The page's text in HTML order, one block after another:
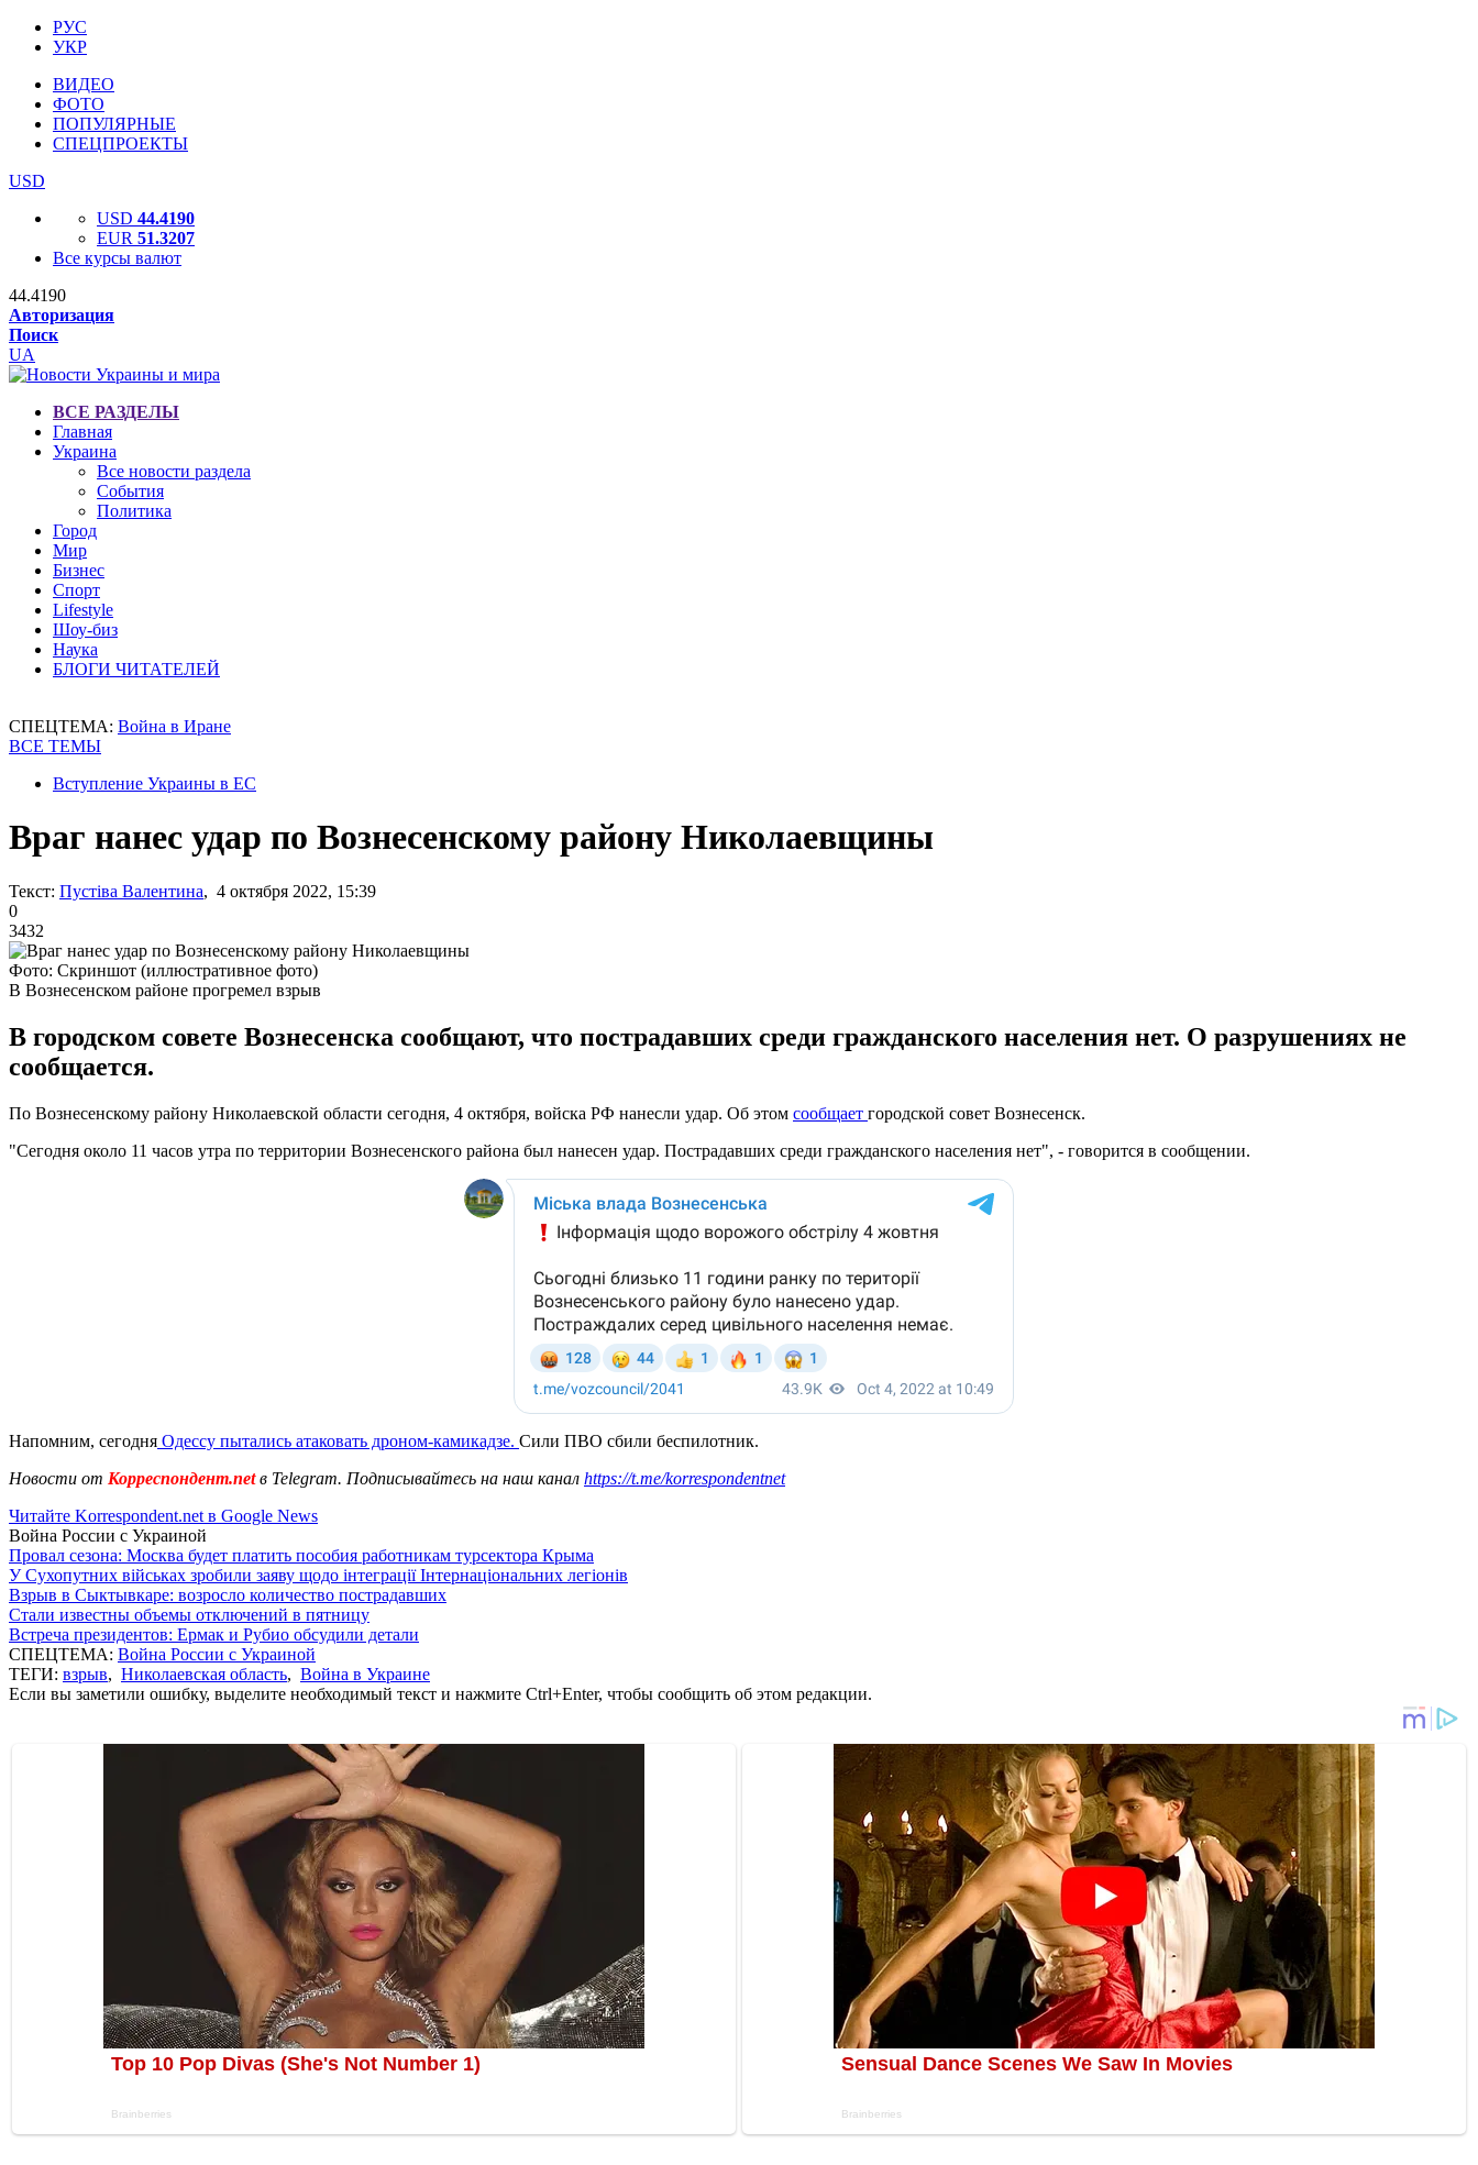
РУС
УКР
ВИДЕО
ФОТО
ПОПУЛЯРНЫЕ
СПЕЦПРОЕКТЫ
USD
USD 44.4190
EUR 51.3207
Все курсы валют
44.4190
Авторизация
Поиск
UA
ВСЕ РАЗДЕЛЫ
Главная
Украина
Все новости раздела
События
Политика
Город
Мир
Бизнес
Спорт
Lifestyle
Шоу-биз
Наука
БЛОГИ ЧИТАТЕЛЕЙ
СПЕЦТЕМА: Война в Иране
ВСЕ ТЕМЫ
Вступление Украины в ЕС
Враг нанес удар по Вознесенскому району Николаевщины
Текст: Пустіва Валентина, 4 октября 2022, 15:39
0
3432
Фото: Скриншот (иллюстративное фото)
В Вознесенском районе прогремел взрыв
В городском совете Вознесенска сообщают, что пострадавших среди гражданского населения нет. О разрушениях не
сообщается.
По Вознесенскому району Николаевской области сегодня, 4 октября, войска РФ нанесли удар. Об этом сообщает городской совет Вознесенск.
"Сегодня около 11 часов утра по территории Вознесенского района был нанесен удар. Пострадавших среди гражданского населения нет", - говорится в сообщении.
Напомним, сегодня Одессу пытались атаковать дроном-камикадзе. Сили ПВО сбили беспилотник.
Новости от Корреспондент.netв Telegram. Подписывайтесь на наш канал https://t.me/korrespondentnet
Читайте Korrespondent.net в Google News
Война России с Украиной
Провал сезона: Москва будет платить пособия работникам турсектора Крыма
У Сухопутних військах зробили заяву щодо інтеграції Інтернаціональних легіонів
Взрыв в Сыктывкаре: возросло количество пострадавших
Стали известны объемы отключений в пятницу
Встреча президентов: Ермак и Рубио обсудили детали
СПЕЦТЕМА: Война России с Украиной
ТЕГИ: взрыв, Николаевская область, Война в Украине
Если вы заметили ошибку, выделите необходимый текст и нажмите Ctrl+Enter, чтобы сообщить об этом редакции.